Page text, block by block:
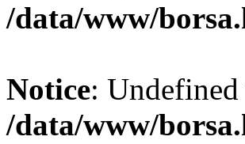
/data/www/
Notice:
/data/www/